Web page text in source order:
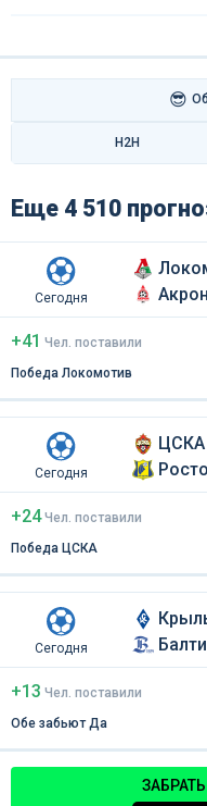
😎
H2H
Еще 4 510
Сегодня
+41 Чел поставили
Победа Локомотив
Сегодня
ЦСКА
+24 Чел поставили
Победа ЦСКА
Сегодня
+13 Чел поставили
Обе забьют Да